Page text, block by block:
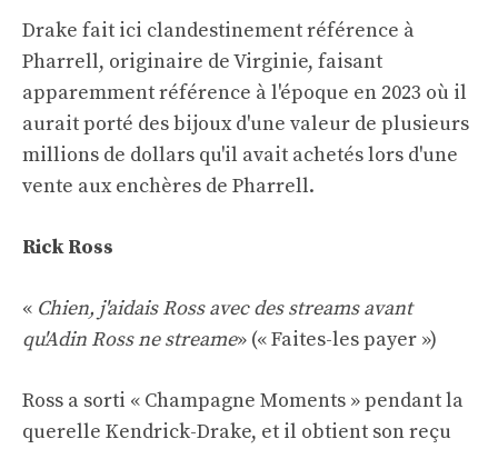
Drake fait ici clandestinement référence à
Pharrell, originaire de Virginie, faisant
apparemment référence à l'époque en 2023 où il
aurait porté des bijoux d'une valeur de plusieurs
millions de dollars qu'il avait achetés lors d'une
vente aux enchères de Pharrell.
Rick Ross
« Chien, j'aidais Ross avec des streams avant
qu'Adin Ross ne streame» (« Faites-les payer »)
Ross a sorti « Champagne Moments » pendant la
querelle Kendrick-Drake, et il obtient son reçu